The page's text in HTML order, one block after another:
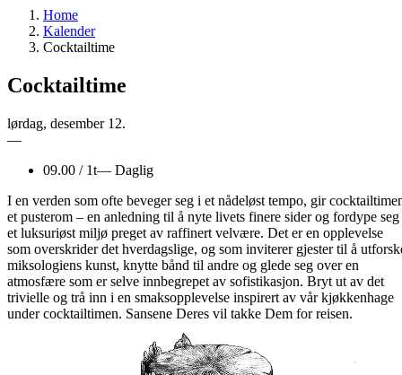
Home
Kalender
Cocktailtime
Cocktailtime
lørdag, desember 12.
—
09.00 / 1t— Daglig
I en verden som ofte beveger seg i et nådeløst tempo, gir
et pusterom – en anledning til å nyte livets finere sider og fordype
et luksuriøst miljø preget av raffinert velvære. Det er en opplevelse
som overskrider det hverdagslige, og som inviterer gjester til å
miksologiens kunst, knytte bånd til andre og glede seg over en
atmosfære som er selve innbegrepet av sofistikasjon. Bryt ut av det
trivielle og trå inn i en smaksopplevelse inspirert av vår kjøkkenhage
under cocktailtimen. Sansene Deres vil takke Dem for reisen.